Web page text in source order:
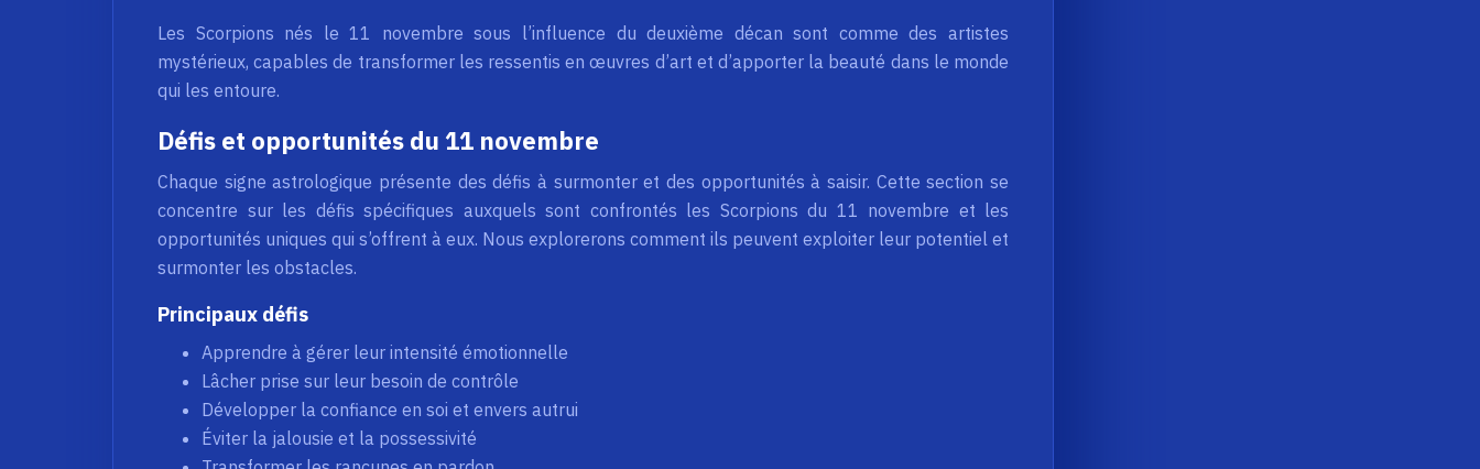
Les Scorpions nés le 11 novembre sous l’influence du deuxième décan sont comme des artistes
mystérieux, capables de transformer les ressentis en œuvres d’art et d’apporter la beauté dans le monde
qui les entoure.
Défis et opportunités du 11 novembre
Chaque signe astrologique présente des défis à surmonter et des opportunités à saisir. Cette section se
concentre sur les défis spécifiques auxquels sont confrontés les Scorpions du 11 novembre et les
opportunités uniques qui s’offrent à eux. Nous explorerons comment ils peuvent exploiter leur potentiel et
surmonter les obstacles.
Principaux défis
Apprendre à gérer leur intensité émotionnelle
Lâcher prise sur leur besoin de contrôle
Développer la confiance en soi et envers autrui
Éviter la jalousie et la possessivité